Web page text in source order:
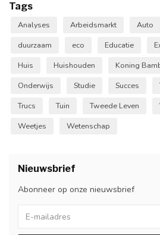
Tags
Analyses Arbeidsmarkt Auto
duurzaam
eco Educatie
Huis
Huishouden Koning
Onderwijs
Studie Succes
Trucs
Tuin Tweede Leven
Weetjes
Wetenschap
Nieuwsbrief
Abonneer op onze nieuwsbrief